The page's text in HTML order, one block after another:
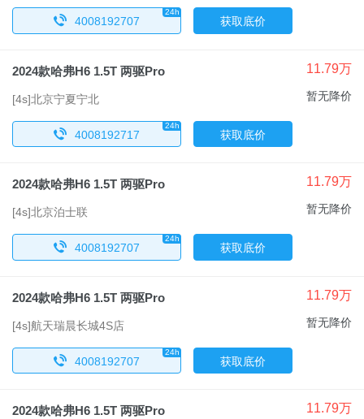
x 4008192707
24h
获取底价
11.79万
2024款哈弗H6 1.5T 两驱Pro
暂无降价
[4s]北京宁夏宁北
x 4008192717
24h
获取底价
11.79万
2024款哈弗H6 1.5T 两驱Pro
暂无降价
[4s]北京泊士联
x 4008192707
24h
获取底价
11.79万
2024款哈弗H6 1.5T 两驱Pro
暂无降价
[4s]航天瑞晨长城4S店
x 4008192707
24h
获取底价
11.79万
2024款哈弗H6 1.5T 两驱Pro